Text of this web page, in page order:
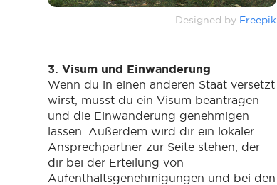
Designed by Freepik
3. Visum und Einwanderung
Wenn du in einen anderen Staat versetzt
wirst, musst du ein Visum beantragen
und die Einwanderung genehmigen
lassen. Außerdem wird dir ein lokaler
Ansprechpartner zur Seite stehen, der
dir bei der Erteilung von
Aufenthaltsgenehmigungen und bei den